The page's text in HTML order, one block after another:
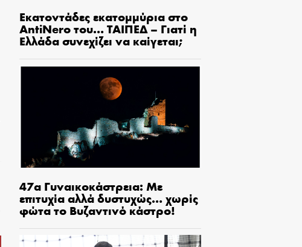
Εκατοντάδες εκατομμύρια στο
AntiNero του… ΤΑΙΠΕΔ – Γιατί η
Ελλάδα συνεχίζει να καίγεται;
47α Γυναικοκάστρεια: Με
επιτυχία αλλά δυστυχώς… χωρίς
φώτα το Βυζαντινό κάστρο!